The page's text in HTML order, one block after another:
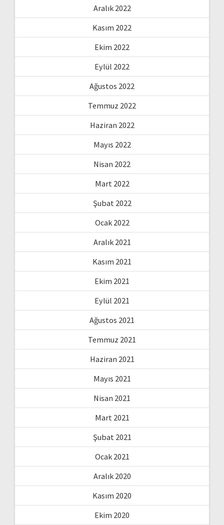
Aralık 2022
Kasım 2022
Ekim 2022
Eylül 2022
Ağustos 2022
Temmuz 2022
Haziran 2022
Mayıs 2022
Nisan 2022
Mart 2022
Şubat 2022
Ocak 2022
Aralık 2021
Kasım 2021
Ekim 2021
Eylül 2021
Ağustos 2021
Temmuz 2021
Haziran 2021
Mayıs 2021
Nisan 2021
Mart 2021
Şubat 2021
Ocak 2021
Aralık 2020
Kasım 2020
Ekim 2020